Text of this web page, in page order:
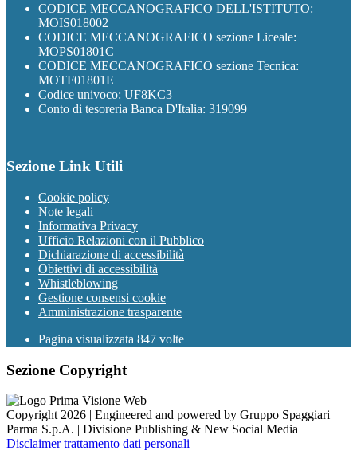
CODICE MECCANOGRAFICO DELL'ISTITUTO:
MOIS018002
CODICE MECCANOGRAFICO sezione Liceale:
MOPS01801C
CODICE MECCANOGRAFICO sezione Tecnica:
MOTF01801E
Codice univoco: UF8KC3
Conto di tesoreria Banca D'Italia: 319099
Sezione Link Utili
Cookie policy
Note legali
Informativa Privacy
Ufficio Relazioni con il Pubblico
Dichiarazione di accessibilità
Obiettivi di accessibilità
Whistleblowing
Gestione consensi cookie
Amministrazione trasparente
Pagina visualizzata 847 volte
Sezione Copyright
Copyright 2026 | Engineered and powered by Gruppo Spaggiari
Parma S.p.A. | Divisione Publishing & New Social Media
Disclaimer trattamento dati personali